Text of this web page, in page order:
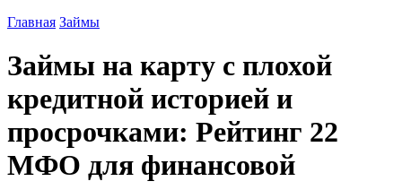
Главная Займы
Займы на карту с плохой
кредитной историей и
просрочками: Рейтинг 22
МФО для финансовой